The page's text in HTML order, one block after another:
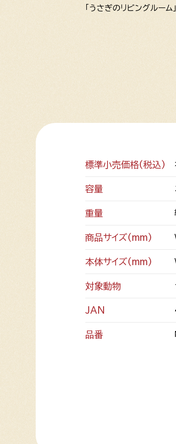
「うさぎのリビングルーム
標準小売価格(税込)
容量
重量
商品サイズ(mm)
本体サイズ(mm)
対象動物
JAN
品番